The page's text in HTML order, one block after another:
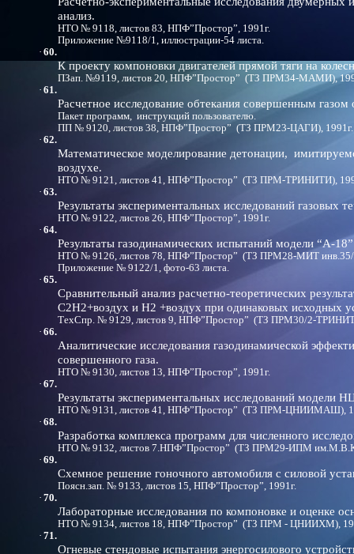
анализ.
НТО № 9118, листов 83, НПФ”Простор”, 1991г.
Приложение №9118/1, иллюстрации-54 листа.
· 60.
К проекту компоновки двигателей прямой тяги на
ПЗап. №9119, листов 20, НПФ”Простор” (ТЗ ПРМ34-МАМИ),
· 61.
Расчетное исследование обтекания совершенным
Пакет программ, инструкций пользователю.
ПП № 9120, листов 38, НПФ”Простор” (ТЗ ПРМ23-ЦАГИ), 1991г.
· 62.
Математическое моделирование детонации,
воздухе.
НТО № 9121, листов 41, НПФ”Простор” (ТЗ ПРМ-ТРИНИТИ),
· 63.
Результаты экспериментальных исследований газовых
НТО № 9122, листов 26, НПФ”Простор”, 1991г.
· 64.
Результаты газодинамических испытаний модели “А-
НТО № 9126, листов 78, НПФ”Простор” (ТЗ ПРМ28-МИТ инв.35/
Приложение № 9122/1, фото-63 листа.
· 65.
Сравнительный анализ расчетно-теоретических
С2Н2+воздух и Н2 +воздух при одинаковых исходных
ТехСпр. № 9129, листов 9, НПФ”Простор” (ТЗ ПРМ30/2-
· 66.
Аналитические исследования газодинамической
совершенного газа.
НТО № 9130, листов 13, НПФ”Простор”, 1991г.
· 67.
Результаты экспериментальных исследований
НТО № 9131, листов 41, НПФ”Простор” (ТЗ ПРМ-ЦНИИМАШ),
· 68.
Разработка комплекса программ для численного
НТО № 9132, листов 7.НПФ”Простор” (ТЗ ПРМ29-ИПМ
· 69.
Схемное решение гоночного автомобиля с силовой
Поясн.зап. № 9133, листов 15, НПФ”Простор”, 1991г.
· 70.
Лабораторные исследования по компоновке и оценке
НТО № 9134, листов 18, НПФ”Простор” (ТЗ ПРМ - ЦНИИХМ),
· 71.
Огневые стендовые испытания энергосилового